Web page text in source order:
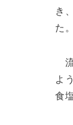
き
た。
流
よ
食